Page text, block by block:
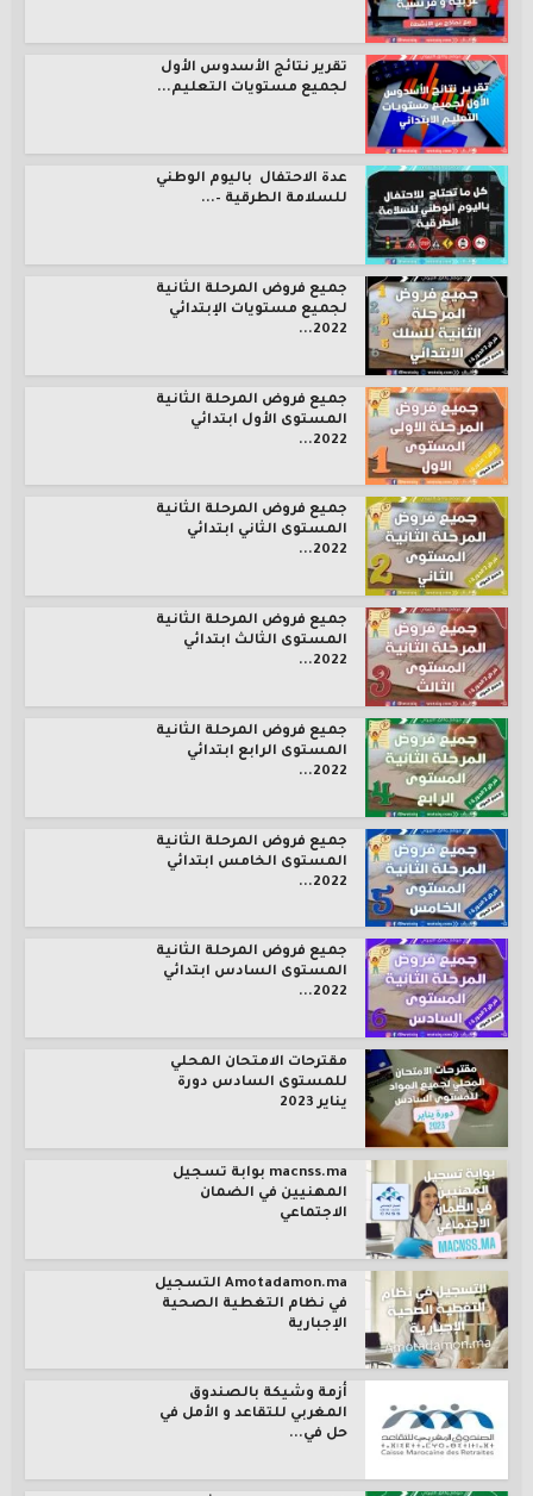
تقرير نتائج الأسدوس الأول
لجميع مستويات التعليم...
عدة الاحتفال باليوم الوطني
للسلامة الطرقية –...
جميع فروض المرحلة الثانية
لجميع مستويات الإبتدائي
2022...
جميع فروض المرحلة الثانية
المستوى الأول ابتدائي
2022...
جميع فروض المرحلة الثانية
المستوى الثاني ابتدائي
2022...
جميع فروض المرحلة الثانية
المستوى الثالث ابتدائي
2022...
جميع فروض المرحلة الثانية
المستوى الرابع ابتدائي
2022...
جميع فروض المرحلة الثانية
المستوى الخامس ابتدائي
2022...
جميع فروض المرحلة الثانية
المستوى السادس ابتدائي
2022...
مقترحات الامتحان المحلي
للمستوى السادس دورة
يناير 2023
macnss.ma بوابة تسجيل
المهنيين في الضمان
الاجتماعي
Amotadamon.ma التسجيل
في نظام التغطية الصحية
الإجبارية
أزمة وشيكة بالصندوق
المغربي للتقاعد و الأمل في
حل في...